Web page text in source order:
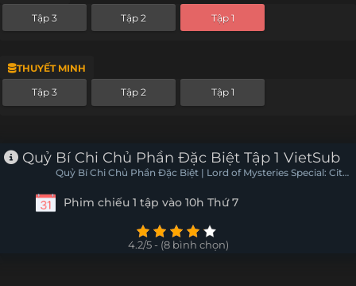
Tập 3 Tập 2 Tập 1
THUYẾT MINH
Tập 3 Tập 2 Tập 1
Quỷ Bí Chi Chủ Phần Đặc Biệt Tập 1 VietSub
Quỷ Bí Chi Chủ Phần Đặc Biệt | Lord of Mysteries Special: City
Phim chiếu 1 tập vào 10h Thứ 7
4.2/5 - (8 bình chọn)